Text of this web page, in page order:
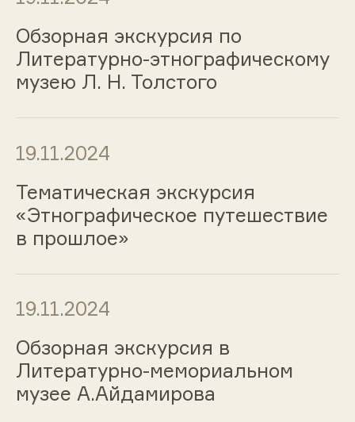
Обзорная экскурсия по
Литературно-этнографическому
музею Л. Н. Толстого
19.11.2024
Тематическая экскурсия
«Этнографическое путешествие
в прошлое»
19.11.2024
Обзорная экскурсия в
Литературно-мемориальном
музее А.Айдамирова